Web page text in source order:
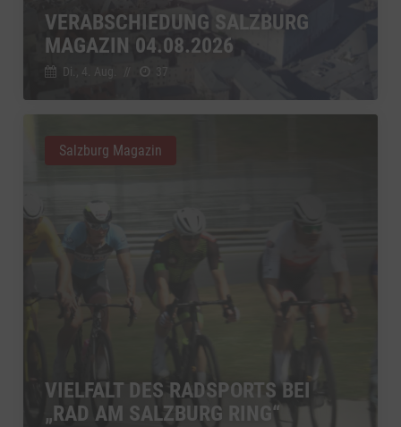
VERABSCHIEDUNG SALZBURG
MAGAZIN 04.08.2026
Di., 4. Aug. 37
VIELFALT DES RADSPORTS BEI
„RAD AM SALZBURG RING“
Salzburg Magazin